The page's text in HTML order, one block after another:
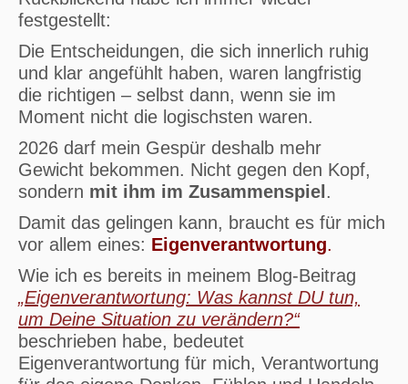
festgestellt:
Die Entscheidungen, die sich innerlich ruhig
und klar angefühlt haben, waren langfristig
die richtigen – selbst dann, wenn sie im
Moment nicht die logischsten waren.
2026 darf mein Gespür deshalb mehr
Gewicht bekommen. Nicht gegen den Kopf,
sondern mit ihm im Zusammenspiel .
Damit das gelingen kann, braucht es für mich
vor allem eines: Eigenverantwortung.
Wie ich es bereits in meinem Blog-Beitrag
„Eigenverantwortung: Was kannst DU tun,
um Deine Situation zu verändern?“
beschrieben habe, bedeutet
Eigenverantwortung für mich, Verantwortung